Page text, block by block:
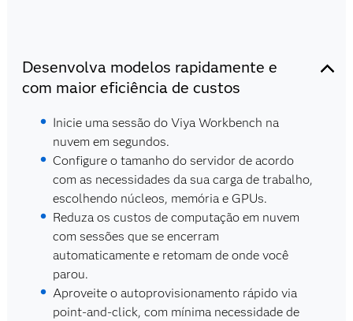
Desenvolva modelos rapidamente e
com maior eficiência de custos
Inicie uma sessão do Viya Workbench na
nuvem em segundos.
Configure o tamanho do servidor de acordo
com as necessidades da sua carga de trabalho,
escolhendo núcleos, memória e GPUs.
Reduza os custos de computação em nuvem
com sessões que se encerram
automaticamente e retomam de onde você
parou.
Aproveite o autoprovisionamento rápido via
point-and-click, com mínima necessidade de